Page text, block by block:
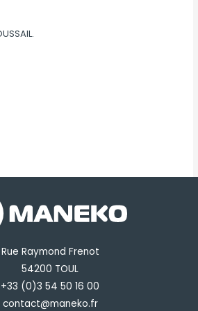
Rue Raymond Frenot
54200 TOUL
+33 (0)3 54 50 16 00
contact@maneko.fr